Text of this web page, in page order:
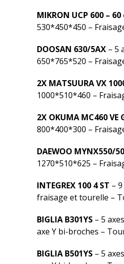
MIKRON UCP 600 –
530*450*450 –
DOOSAN 630/5AX – 5
650*765*520 –
2X MATSUURA VX
1000*510*460 –
2X OKUMA MC460 VE
800*400*300 –
DAEWOO MYNX550/50
1270*510*625 –
INTEGREX 100 4 ST –
fraisage et tourelle –
BIGLIA B301YS – 5
axe Y bi-broches –
BIGLIA B501YS – 5